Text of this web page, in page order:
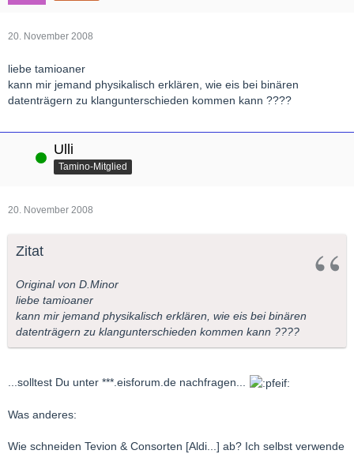
20. November 2008
liebe tamioaner
kann mir jemand physikalisch erklären, wie eis bei binären
datenträgern zu klangunterschieden kommen kann ????
Online Ulli
Tamino-Mitglied
20. November 2008
Zitat
Original von D.Minor
liebe tamioaner
kann mir jemand physikalisch erklären, wie eis bei binären
datenträgern zu klangunterschieden kommen kann ????
...solltest Du unter ***.eisforum.de nachfragen...
Was anderes:
Wie schneiden Tevion & Consorten [Aldi...] ab? Ich selbst verwende